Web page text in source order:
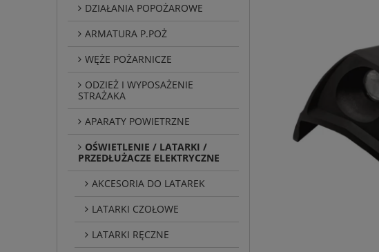
DZIAŁANIA POPOŻAROWE
ARMATURA P.POŻ
WĘŻE POŻARNICZE
ODZIEŻ I WYPOSAŻENIE
STRAŻAKA
APARATY POWIETRZNE
OŚWIETLENIE / LATARKI /
PRZEDŁUŻACZE ELEKTRYCZNE
AKCESORIA DO LATAREK
LATARKI CZOŁOWE
LATARKI RĘCZNE